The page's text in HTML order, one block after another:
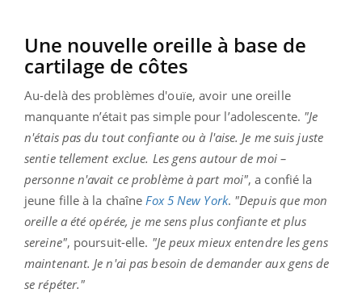
Une nouvelle oreille à base de
cartilage de côtes
Au-delà des problèmes d'ouïe, avoir une oreille
manquante n’était pas simple pour l’adolescente. "Je
n'étais pas du tout confiante ou à l'aise. Je me suis juste
sentie tellement exclue. Les gens autour de moi –
personne n'avait ce problème à part moi", a confié la
jeune fille à la chaîne Fox 5 New York. "Depuis que mon
oreille a été opérée, je me sens plus confiante et plus
sereine", poursuit-elle. "Je peux mieux entendre les gens
maintenant. Je n'ai pas besoin de demander aux gens de
se répéter."